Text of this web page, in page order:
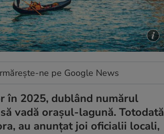
ne pe Google News
în 2025, dublând numărul
vadă oraşul-lagună. Totodată
au anunţat joi oficialii locali,